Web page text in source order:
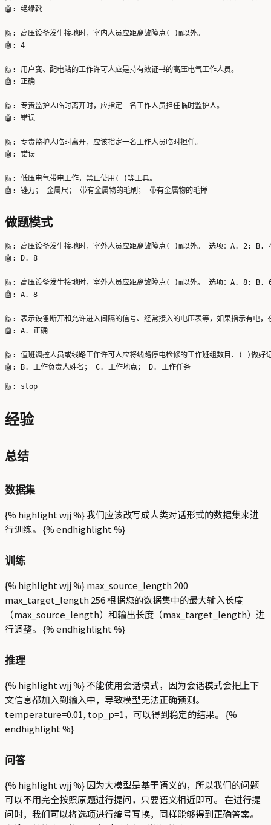
🤖: 绝缘靴
🙋: 高压设备发生接地时，室内人员应距离故障点( )m以外。
🤖: 4
🙋: 用户变、配电站的工作许可人应是持有效证书的高压电气工作人员。
🤖: 正确
🙋: 专责监护人临时离开时，应指定一名工作人员担任临时监护人。
🤖: 错误
🙋: 专责监护人临时离开，应该指定一名工作人员临时担任。
🤖: 错误
🙋: 低压电气带电工作，禁止使用( )等工具。
做题模式
🙋: 高压设备发生接地时，室外人员应距离故障点( )m以外。 选项：A.
🤖: D. 8
🙋: 高压设备发生接地时，室外人员应距离故障点( )m以外。 选项：A.
🤖: A. 8
🙋: 表示设备断开和允许进入间隔的信号、经常接入的电压表等，如果指示有
🤖: A. 正确
🙋: 值班调控人员或线路工作许可人应将线路停电检修的工作班组数目、( )
经验
总结
数据集
{% highlight wjj %} 我们应该改写成人类对话形式的数据集来进
行训练。 {% endhighlight %}
训练
{% highlight wjj %} max_source_length 200
max_target_length 256 根据您的数据集中的最大输入长度
（max_source_length）和输出长度（max_target_length）进
行调整。 {% endhighlight %}
推理
{% highlight wjj %} 不能使用会话模式，因为会话模式会把上下
文信息都加入到输入中，导致模型无法正确预测。
temperature=0.01, top_p=1，可以得到稳定的结果。 {%
endhighlight %}
问答
{% highlight wjj %} 因为大模型是基于语义的，所以我们的问题
可以不用完全按照原题进行提问，只要语义相近即可。 在进行提
问时，我们可以将选项进行编号互换，同样能够得到正确答案。